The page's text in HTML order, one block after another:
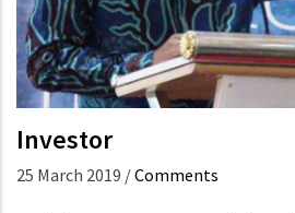
Investor
25 March 2019 /Comments